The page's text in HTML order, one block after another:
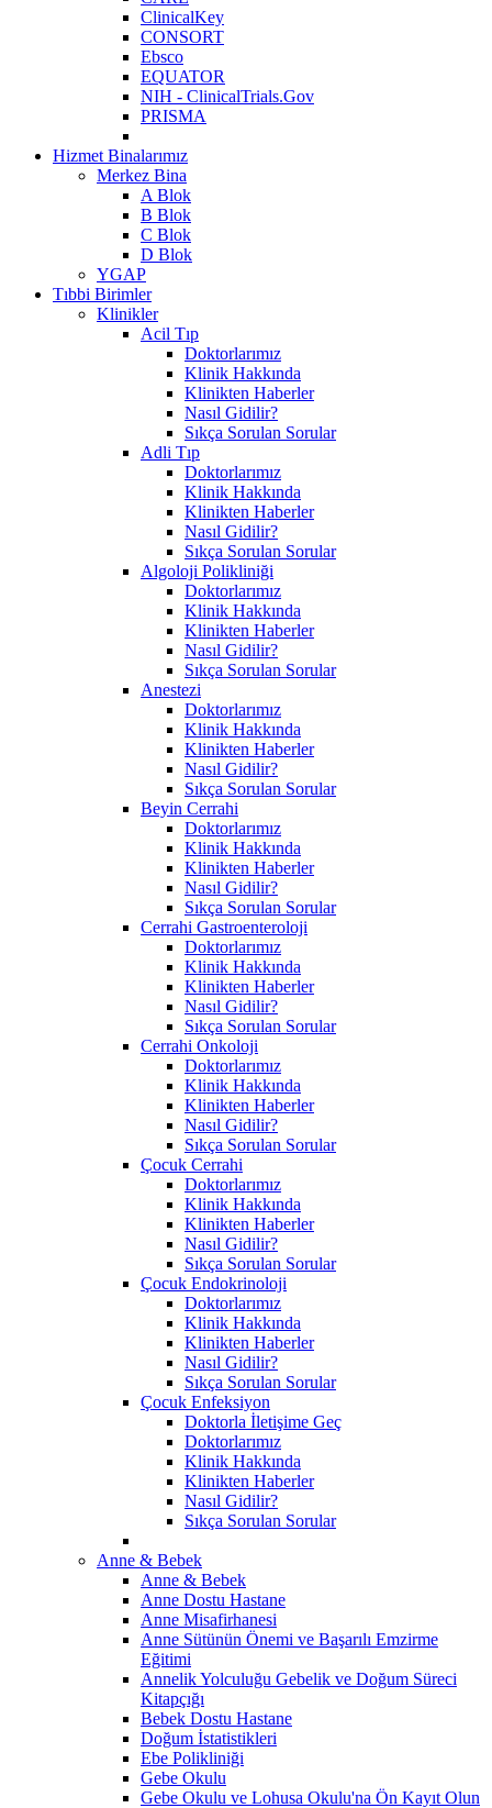
ClinicalKey
CONSORT
Ebsco
EQUATOR
NIH - ClinicalTrials.Gov
PRISMA
Hizmet Binalarımız
Merkez Bina
A Blok
B Blok
C Blok
D Blok
YGAP
Tıbbi Birimler
Klinikler
Acil Tıp
Doktorlarımız
Klinik Hakkında
Klinikten Haberler
Nasıl Gidilir?
Sıkça Sorulan Sorular
Adli Tıp
Doktorlarımız
Klinik Hakkında
Klinikten Haberler
Nasıl Gidilir?
Sıkça Sorulan Sorular
Algoloji Polikliniği
Doktorlarımız
Klinik Hakkında
Klinikten Haberler
Nasıl Gidilir?
Sıkça Sorulan Sorular
Anestezi
Doktorlarımız
Klinik Hakkında
Klinikten Haberler
Nasıl Gidilir?
Sıkça Sorulan Sorular
Beyin Cerrahi
Doktorlarımız
Klinik Hakkında
Klinikten Haberler
Nasıl Gidilir?
Sıkça Sorulan Sorular
Cerrahi Gastroenteroloji
Doktorlarımız
Klinik Hakkında
Klinikten Haberler
Nasıl Gidilir?
Sıkça Sorulan Sorular
Cerrahi Onkoloji
Doktorlarımız
Klinik Hakkında
Klinikten Haberler
Nasıl Gidilir?
Sıkça Sorulan Sorular
Çocuk Cerrahi
Doktorlarımız
Klinik Hakkında
Klinikten Haberler
Nasıl Gidilir?
Sıkça Sorulan Sorular
Çocuk Endokrinoloji
Doktorlarımız
Klinik Hakkında
Klinikten Haberler
Nasıl Gidilir?
Sıkça Sorulan Sorular
Çocuk Enfeksiyon
Doktorla İletişime Geç
Doktorlarımız
Klinik Hakkında
Klinikten Haberler
Nasıl Gidilir?
Sıkça Sorulan Sorular
Anne & Bebek
Anne & Bebek
Anne Dostu Hastane
Anne Misafirhanesi
Anne Sütünün Önemi ve Başarılı Emzirme
Eğitimi
Annelik Yolculuğu Gebelik ve Doğum Süreci
Kitapçığı
Bebek Dostu Hastane
Doğum İstatistikleri
Ebe Polikliniği
Gebe Okulu
Gebe Okulu ve Lohusa Okulu'na Ön Kayıt Olun